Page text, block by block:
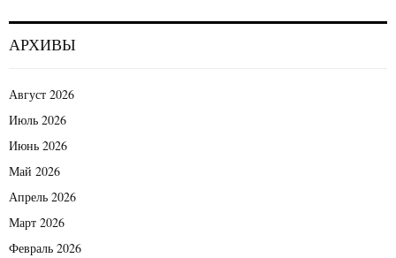
АРХИВЫ
Август 2026
Июль 2026
Июнь 2026
Май 2026
Апрель 2026
Март 2026
Февраль 2026